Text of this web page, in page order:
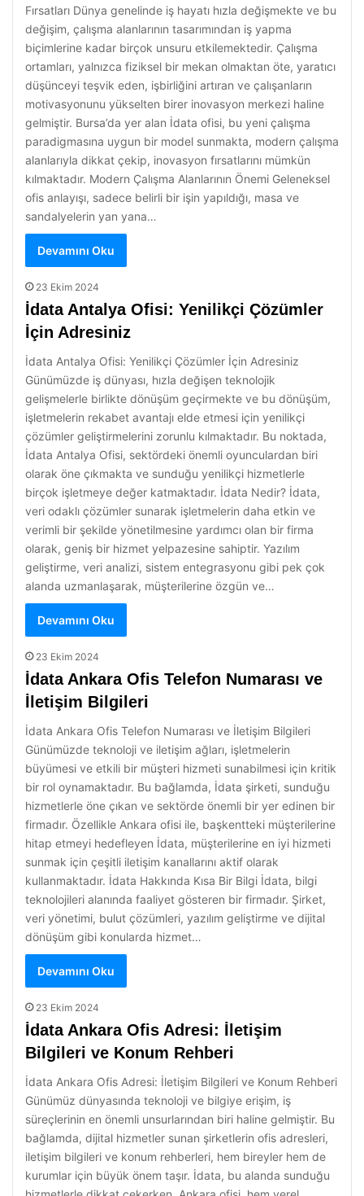
Fırsatları Dünya genelinde iş hayatı hızla değişmekte ve bu
değişim, çalışma alanlarının tasarımından iş yapma
biçimlerine kadar birçok unsuru etkilemektedir. Çalışma
ortamları, yalnızca fiziksel bir mekan olmaktan öte, yaratıcı
düşünceyi teşvik eden, işbirliğini artıran ve çalışanların
motivasyonunu yükselten birer inovasyon merkezi haline
gelmiştir. Bursa’da yer alan İdata ofisi, bu yeni çalışma
paradigmasına uygun bir model sunmakta, modern çalışma
alanlarıyla dikkat çekip, inovasyon fırsatlarını mümkün
kılmaktadır. Modern Çalışma Alanlarının Önemi Geleneksel
ofis anlayışı, sadece belirli bir işin yapıldığı, masa ve
sandalyelerin yan yana…
Devamını Oku
23 Ekim 2024
İdata Antalya Ofisi: Yenilikçi Çözümler
İçin Adresiniz
İdata Antalya Ofisi: Yenilikçi Çözümler İçin Adresiniz
Günümüzde iş dünyası, hızla değişen teknolojik
gelişmelerle birlikte dönüşüm geçirmekte ve bu dönüşüm,
işletmelerin rekabet avantajı elde etmesi için yenilikçi
çözümler geliştirmelerini zorunlu kılmaktadır. Bu noktada,
İdata Antalya Ofisi, sektördeki önemli oyunculardan biri
olarak öne çıkmakta ve sunduğu yenilikçi hizmetlerle
birçok işletmeye değer katmaktadır. İdata Nedir? İdata,
veri odaklı çözümler sunarak işletmelerin daha etkin ve
verimli bir şekilde yönetilmesine yardımcı olan bir firma
olarak, geniş bir hizmet yelpazesine sahiptir. Yazılım
geliştirme, veri analizi, sistem entegrasyonu gibi pek çok
alanda uzmanlaşarak, müşterilerine özgün ve…
Devamını Oku
23 Ekim 2024
İdata Ankara Ofis Telefon Numarası ve
İletişim Bilgileri
İdata Ankara Ofis Telefon Numarası ve İletişim Bilgileri
Günümüzde teknoloji ve iletişim ağları, işletmelerin
büyümesi ve etkili bir müşteri hizmeti sunabilmesi için kritik
bir rol oynamaktadır. Bu bağlamda, İdata şirketi, sunduğu
hizmetlerle öne çıkan ve sektörde önemli bir yer edinen bir
firmadır. Özellikle Ankara ofisi ile, başkentteki müşterilerine
hitap etmeyi hedefleyen İdata, müşterilerine en iyi hizmeti
sunmak için çeşitli iletişim kanallarını aktif olarak
kullanmaktadır. İdata Hakkında Kısa Bir Bilgi İdata, bilgi
teknolojileri alanında faaliyet gösteren bir firmadır. Şirket,
veri yönetimi, bulut çözümleri, yazılım geliştirme ve dijital
dönüşüm gibi konularda hizmet…
Devamını Oku
23 Ekim 2024
İdata Ankara Ofis Adresi: İletişim
Bilgileri ve Konum Rehberi
İdata Ankara Ofis Adresi: İletişim Bilgileri ve Konum Rehberi
Günümüz dünyasında teknoloji ve bilgiye erişim, iş
süreçlerinin en önemli unsurlarından biri haline gelmiştir. Bu
bağlamda, dijital hizmetler sunan şirketlerin ofis adresleri,
iletişim bilgileri ve konum rehberleri, hem bireyler hem de
kurumlar için büyük önem taşır. İdata, bu alanda sunduğu